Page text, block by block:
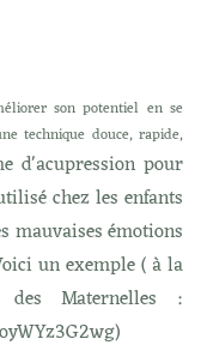
son potentiel en se
technique douce, rapide,
d'acupression pour
chez les enfants
mauvaises émotions
un exemple ( à la
Maternelles :